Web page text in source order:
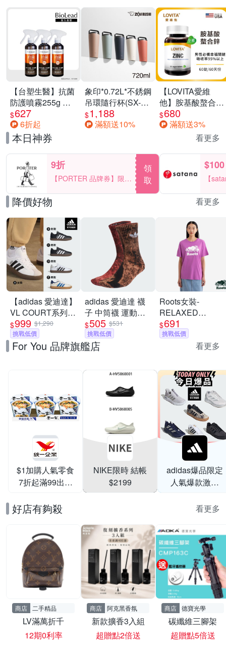
【台塑生醫】抗菌
防護噴霧255g 三
入組
$627
6折起
象印*0.72L*不銹鋼
吊環隨行杯(SX-
LA72H)
$1,188
滿額送10%
【LOVITA愛維
他】胺基酸螯合鋅
x2瓶30mg素食錠
(鋅錠)
$680
滿額送3%
本日神券 看更多
9折
【PORTER 品牌券】限時
2天 滿2000享9折
領
取
$100
【
一件
降價好物 看更多
【adidas 愛迪達】
VL COURT系列
運動休閒鞋 男鞋/
女鞋 (多款任選)
$999 $1,290
挑戰低價
adidas 愛迪達 襪
子 中筒襪 運動襪
三葉草 TIE DYE
CREW 咖紅
IJ6672
$505 $531
挑戰低價
Roots女裝-
RELAXED
COOPER 短袖上
衣-淡莓紫
$691
挑戰低價
For You 品牌旗艦店 看更多
$1加購人氣零食
7折起滿99出貨
NIKE限時 結帳
$2199
adidas爆品限定
人氣爆款激降
好店有夠殺 看更多
商店 二手精品
LV滿萬折千
12期0利率
商店 阿克黑香氛
新款擴香3入組
超贈點2倍送
商店 德寶光學
碳纖維三腳架
超贈點5倍送